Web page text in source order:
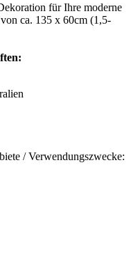
für Ihre moderne
ca. 135 x 60cm (1,5-
/ Verwendungszwecke: